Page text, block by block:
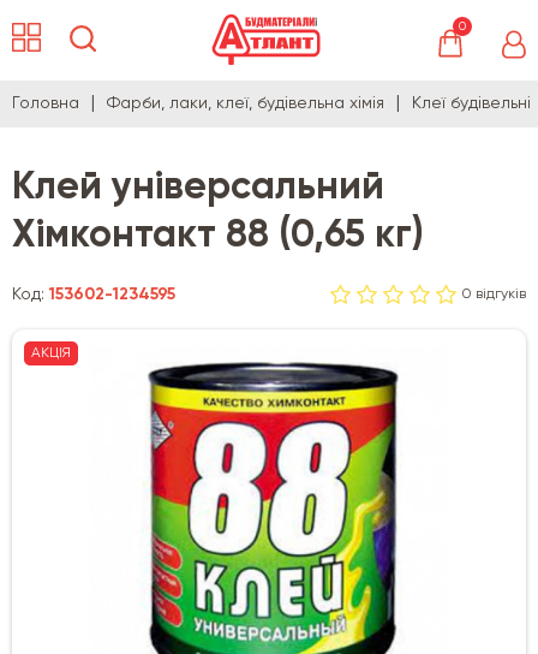
0
Головна Фарби, лаки, клеї, будівельна хімія Клеї будівельні
Клей універсальний
Хімконтакт 88 (0,65 кг)
Код:153602-1234595 0 відгуків
АКЦІЯ